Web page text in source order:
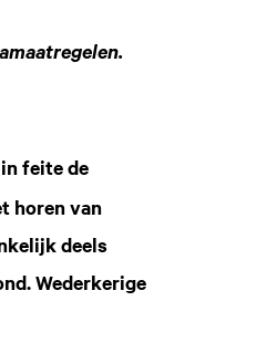
feite de
horen van
deels
Wederkerige